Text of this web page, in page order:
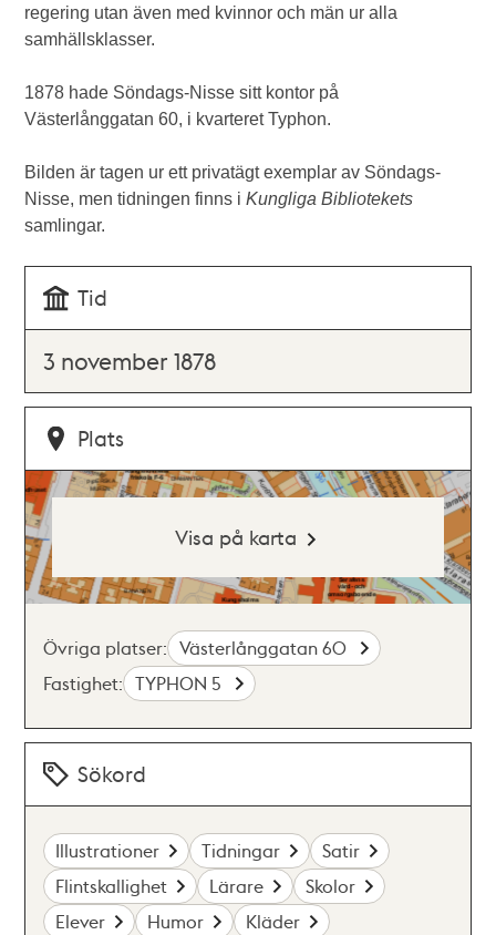
regering utan även med kvinnor och män ur alla
samhällsklasser.
1878 hade Söndags-Nisse sitt kontor på
Västerlånggatan 60, i kvarteret Typhon.
Bilden är tagen ur ett privatägt exemplar av Söndags-
Nisse, men tidningen finns iKungliga Bibliotekets
samlingar.
Tid
3 november 1878
Plats
Visa på karta
Övriga platser: Västerlånggatan 60
Fastighet: TYPHON 5
Sökord
Illustrationer Tidningar
Satir
Flintskallighet
Lärare
Skolor
Elever
Humor Kläder